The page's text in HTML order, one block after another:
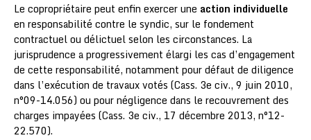
Le copropriétaire peut enfin exercer une action individuelle
en responsabilité contre le syndic, sur le fondement
contractuel ou délictuel selon les circonstances. La
jurisprudence a progressivement élargi les cas d’engagement
de cette responsabilité, notamment pour défaut de diligence
dans l’exécution de travaux votés (Cass. 3e civ., 9 juin 2010,
n°09-14.056) ou pour négligence dans le recouvrement des
charges impayées (Cass. 3e civ., 17 décembre 2013, n°12-
22.570).